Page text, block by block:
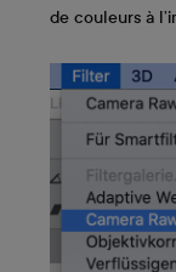
de couleurs à